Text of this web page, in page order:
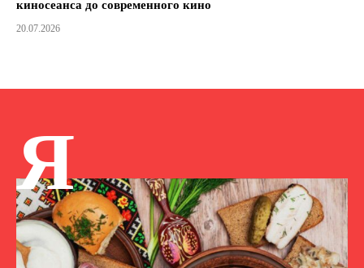
киносеанса до современного кино
20.07.2026
Я